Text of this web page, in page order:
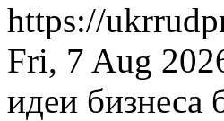
https://
Fri, 7 Aug
идеи